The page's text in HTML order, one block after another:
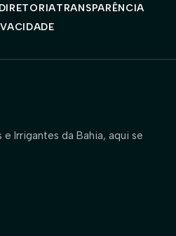
DIRETORIATRANSPARÊNCIA
Irrigantes da Bahia, aqui se